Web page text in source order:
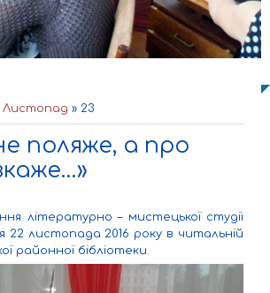
Листопад » 23
поляже, а про
літературно – мистецької студії
22 листопада 2016 року в читальній
районної бібліотеки.